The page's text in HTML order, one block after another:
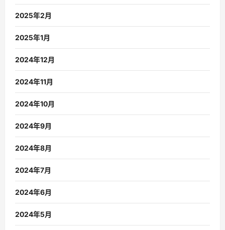
2025年2月
2025年1月
2024年12月
2024年11月
2024年10月
2024年9月
2024年8月
2024年7月
2024年6月
2024年5月